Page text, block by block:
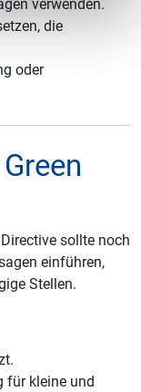
verwenden.
die
oder
sollte noch
einführen,
Stellen.
für kleine und